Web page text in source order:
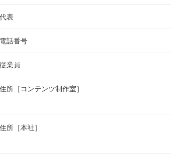
代表
電話番号
従業員
住所［コンテンツ制作室］
住所［本社］